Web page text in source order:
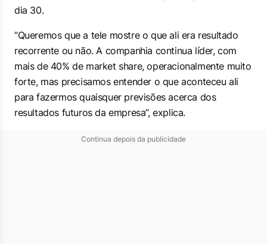
dia 30.
“Queremos que a tele mostre o que ali era resultado
recorrente ou não. A companhia continua líder, com
mais de 40% de market share, operacionalmente muito
forte, mas precisamos entender o que aconteceu ali
para fazermos quaisquer previsões acerca dos
resultados futuros da empresa”, explica.
Continua depois da publicidade